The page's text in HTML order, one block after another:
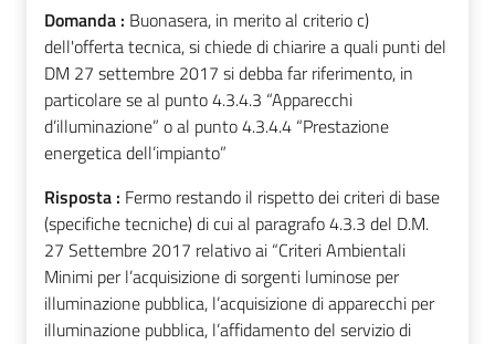
Domanda : Buonasera, in merito al criterio c)
dell'offerta tecnica, si chiede di chiarire a quali punti del
DM 27 settembre 2017 si debba far riferimento, in
particolare se al punto 4.3.4.3 “Apparecchi
d’illuminazione” o al punto 4.3.4.4 “Prestazione
energetica dell’impianto”
Risposta : Fermo restando il rispetto dei criteri di base
(specifiche tecniche) di cui al paragrafo 4.3.3 del D.M.
27 Settembre 2017 relativo ai “Criteri Ambientali
Minimi per l’acquisizione di sorgenti luminose per
illuminazione pubblica, l’acquisizione di apparecchi per
illuminazione pubblica, l’affidamento del servizio di